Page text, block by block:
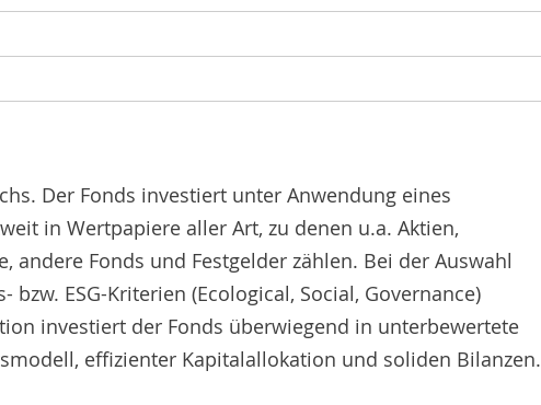
Der Fonds investiert unter Anwendung eines
in Wertpapiere aller Art, zu denen u.a. Aktien,
Fonds und Festgelder zählen. Bei der Auswahl
ESG-Kriterien (Ecological, Social, Governance)
investiert der Fonds überwiegend in unterbewertete
effizienter Kapitalallokation und soliden Bilanzen.